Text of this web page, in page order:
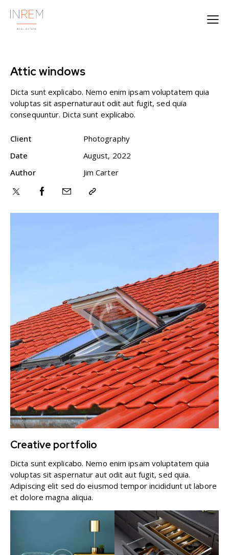
Attic windows
Dicta sunt explicabo. Nemo enim ipsam voluptatem quia
voluptas sit aspernaturaut odit aut fugit, sed quia
consequuntur. Dicta sunt explicabo.
Client
Photography
Date
August, 2022
Author
Jim Carter
Creative portfolio
Dicta sunt explicabo. Nemo enim ipsam voluptatem quia
voluptas sit aspernatur aut odit aut fugit, sed quia.
Adipiscing elit sed do eiusmod tempor incididunt ut labore
et dolore magna aliqua.